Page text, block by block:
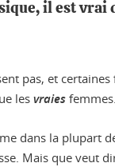
il est vrai
pas, et
lesvraies
dans la plupart
Mais que veut